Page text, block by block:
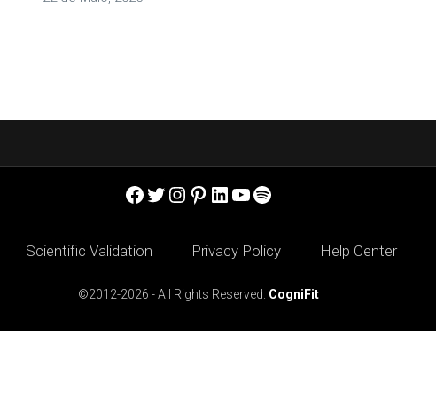
Facebook
Twitter
Instagram
Pinterest
LinkedIn
YouTube
Spotify
Scientific Validation Privacy Policy Help Center
©2012-2026 - All Rights Reserved. CogniFit